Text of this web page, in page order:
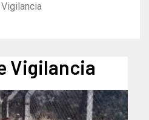
Vigilancia